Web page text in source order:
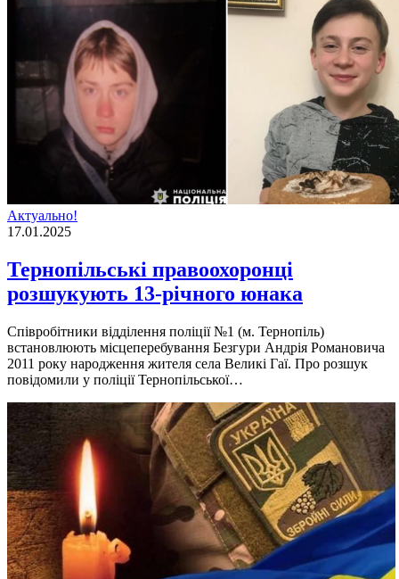
Актуально!
17.01.2025
Тернопільські правоохоронці
розшукують 13-річного юнака
Співробітники відділення поліції №1 (м. Тернопіль)
встановлюють місцеперебування Безгури Андрія Романовича
2011 року народження жителя села Великі Гаї. Про розшук
повідомили у поліції Тернопільської…